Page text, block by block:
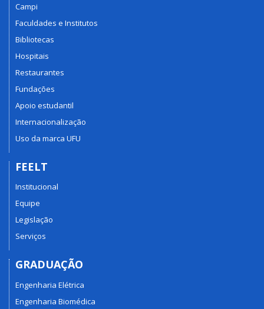
Campi
Faculdades e Institutos
Bibliotecas
Hospitais
Restaurantes
Fundações
Apoio estudantil
Internacionalização
Uso da marca UFU
FEELT
Institucional
Equipe
Legislação
Serviços
GRADUAÇÃO
Engenharia Elétrica
Engenharia Biomédica